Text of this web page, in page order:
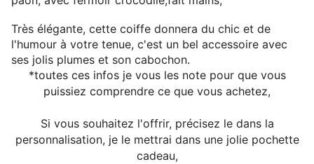
Très élégante, cette coiffe donnera du chic et de
l'humour à votre tenue, c'est un bel accessoire avec
ses jolis plumes et son cabochon.
*toutes ces infos je vous les note pour que vous
puissiez comprendre ce que vous achetez,
Si vous souhaitez l'offrir, précisez le dans la
personnalisation, je le mettrai dans une jolie pochette
cadeau,